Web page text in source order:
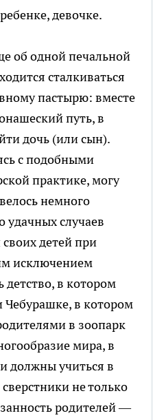
девочке.
об одной печальной
сталкиваться
пастырю: вместе
путь, в
дочь (или сын).
с подобными
практике, могу
немного
удачных случаев
детей при
исключением
в котором
Чебурашке, в котором
в зоопарк
мира, в
должны учиться в
не только
родителей —